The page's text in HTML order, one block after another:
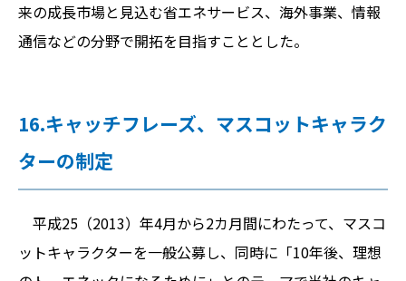
来の成長市場と見込む省エネサービス、海外事業、情報
通信などの分野で開拓を目指すこととした。
16.キャッチフレーズ、マスコットキャラク
ターの制定
平成25（2013）年4月から2カ月間にわたって、マスコ
ットキャラクターを一般公募し、同時に「10年後、理想